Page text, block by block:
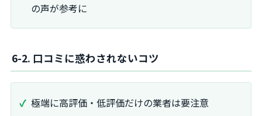
の声が参考に
6-2. 口コミに惑わされないコツ
極端に高評価・低評価だけの業者は要注意